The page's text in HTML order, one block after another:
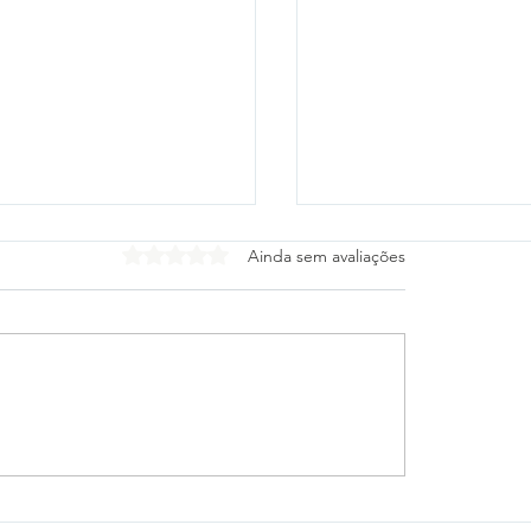
mudança de planos
Avaliado com 0 de 5 estrelas.
Ainda sem avaliações